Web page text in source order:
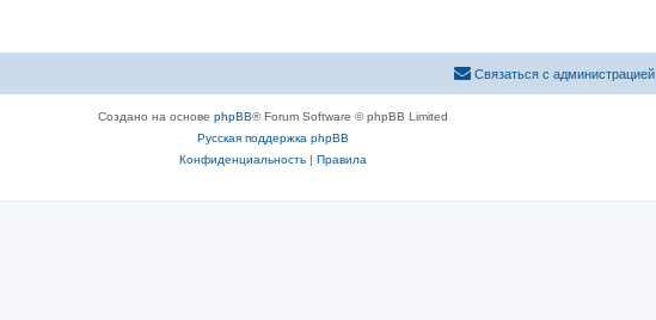
Связаться с администрацией
Создано на основе phpBB® Forum Software © phpBB Limited
Русская поддержка phpBB
Конфиденциальность| Правила